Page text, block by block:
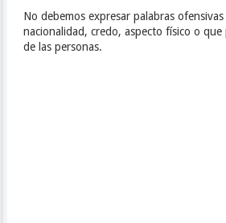
No debemos expresar palabras
nacionalidad, credo, aspecto físico o que
de las personas.